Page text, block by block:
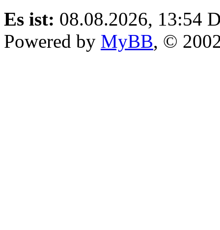
Es ist: 08.08.2026, 13:54
Powered by MyBB, ©